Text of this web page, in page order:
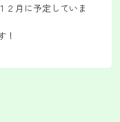
２月に予定していま
！